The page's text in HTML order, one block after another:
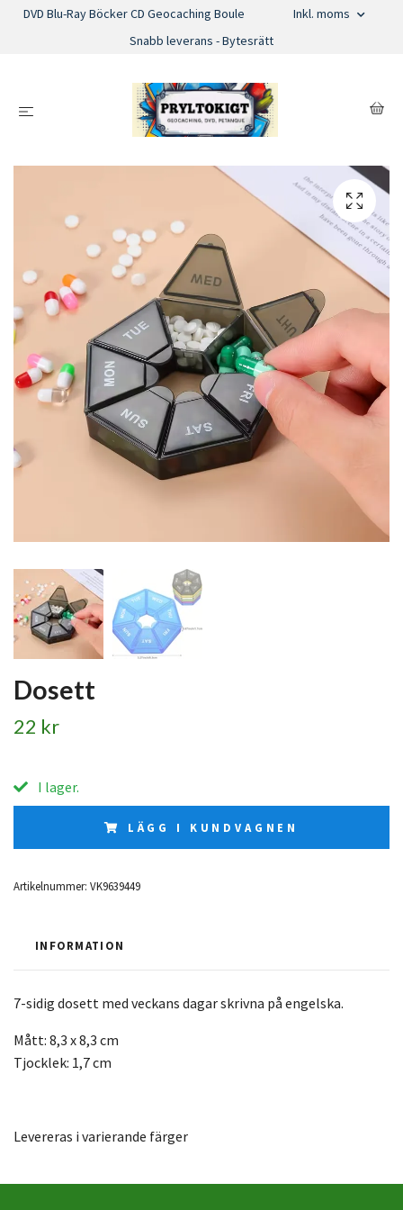
DVD Blu-Ray Böcker CD Geocaching Boule
Inkl. moms
Snabb leverans - Bytesrätt
Dosett
22 kr
I lager.
LÄGG I KUNDVAGNEN
Artikelnummer: VK9639449
INFORMATION
7-sidig dosett med veckans dagar skrivna på engelska.
Mått: 8,3 x 8,3 cm
Tjocklek: 1,7 cm
Levereras i varierande färger